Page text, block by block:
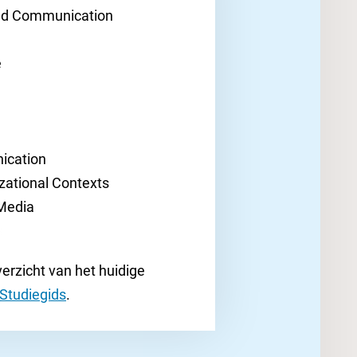
Communication
Contexts
van het huidige
Studiegids.